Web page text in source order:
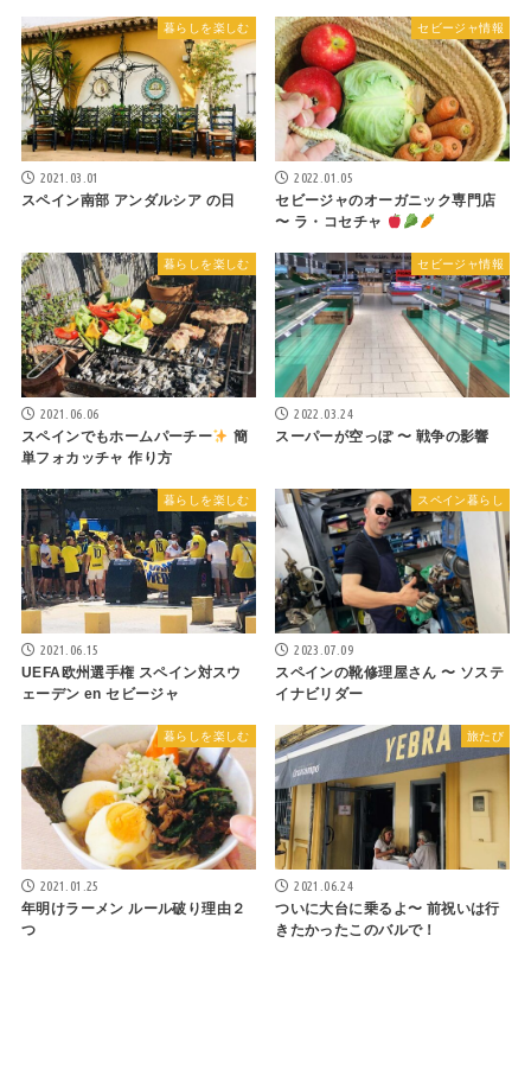
暮らしを楽しむ
2021.03.01
スペイン南部 アンダルシア の日
セビージャ情報
2022.01.05
セビージャのオーガニック専門店
〜 ラ・コセチャ
暮らしを楽しむ
2021.06.06
スペインでもホームパーチー
簡
単フォカッチャ 作り方
セビージャ情報
2022.03.24
スーパーが空っぽ 〜 戦争の影響
暮らしを楽しむ
2021.06.15
UEFA欧州選手権 スペイン対スウ
ェーデン en セビージャ
スペイン暮らし
2023.07.09
スペインの靴修理屋さん 〜 ソステ
イナビリダー
暮らしを楽しむ
2021.01.25
年明けラーメン ルール破り理由２
つ
旅たび
2021.06.24
ついに大台に乗るよ〜 前祝いは行
きたかったこのバルで！